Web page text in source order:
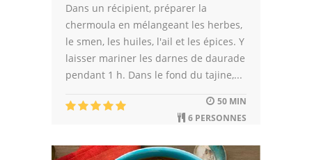
Cuisine Libanaise
Articles
Actualités
Astuces de cuisine
Dans un récipient, préparer la
chermoula en mélangeant les herbes,
le smen, les huiles, l'ail et les épices. Y
laisser mariner les darnes de daurade
pendant 1 h. Dans le fond du tajine,...
50 MIN
6 PERSONNES